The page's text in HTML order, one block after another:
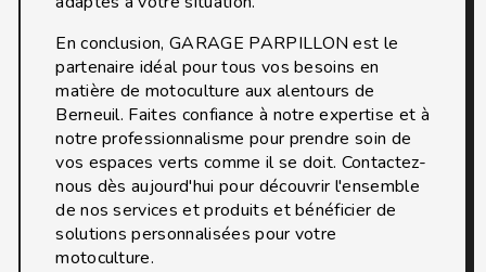
En conclusion, GARAGE PARPILLON est le
partenaire idéal pour tous vos besoins en
matière de motoculture aux alentours de
Berneuil. Faites confiance à notre expertise et à
notre professionnalisme pour prendre soin de
vos espaces verts comme il se doit. Contactez-
nous dès aujourd'hui pour découvrir l'ensemble
de nos services et produits et bénéficier de
solutions personnalisées pour votre
motoculture.